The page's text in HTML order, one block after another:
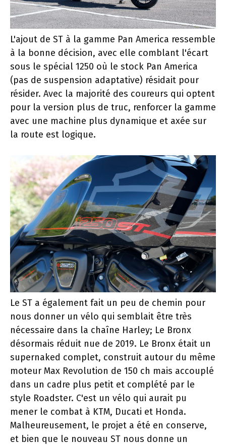
L'ajout de ST à la gamme Pan America ressemble
à la bonne décision, avec elle comblant l'écart
sous le spécial 1250 où le stock Pan America
(pas de suspension adaptative) résidait pour
résider. Avec la majorité des coureurs qui optent
pour la version plus de truc, renforcer la gamme
avec une machine plus dynamique et axée sur
la route est logique.
Le ST a également fait un peu de chemin pour
nous donner un vélo qui semblait être très
nécessaire dans la chaîne Harley; Le Bronx
désormais réduit nue de 2019. Le Bronx était un
supernaked complet, construit autour du même
moteur Max Revolution de 150 ch mais accouplé
dans un cadre plus petit et complété par le
style Roadster. C'est un vélo qui aurait pu
mener le combat à KTM, Ducati et Honda.
Malheureusement, le projet a été en conserve,
et bien que le nouveau ST nous donne un